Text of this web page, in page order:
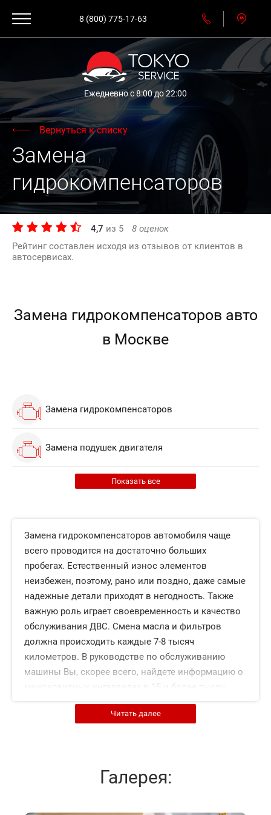
8 (800) 775-17-63
Ежедневно с 8:00 до 22:00
Вернуться к списку
Замена
гидрокомпенсаторов
4,7 из 5 8 оценок
Рейтинг составлен исходя из отзывов от клиентов в
автосервисах.
Замена гидрокомпенсаторов авто
в Москве
Замена гидрокомпенсаторов
Замена подушек двигателя
Показать все
Замена гидрокомпенсаторов автомобиля чаще
всего проводится на достаточно больших
пробегах. Естественный износ элементов
неизбежен, поэтому, рано или поздно, даже самые
надежные детали приходят в негодность. Также
важную роль играет своевременность и качество
обслуживания ДВС. Смена масла и фильтров
должна происходить каждые 7-8 тысяч
километров. В руководстве по обслуживанию
машины Вы, скорее всего, найдете информацию о
межсервисных интервалах в 15 и более тысяч.
Однако такие цифры могут быть актуальны только
в том случае, если автомобиль эксплуатируется в
серьезным негативным последствиям.
Назначение элементов
Читать далее
Галерея: